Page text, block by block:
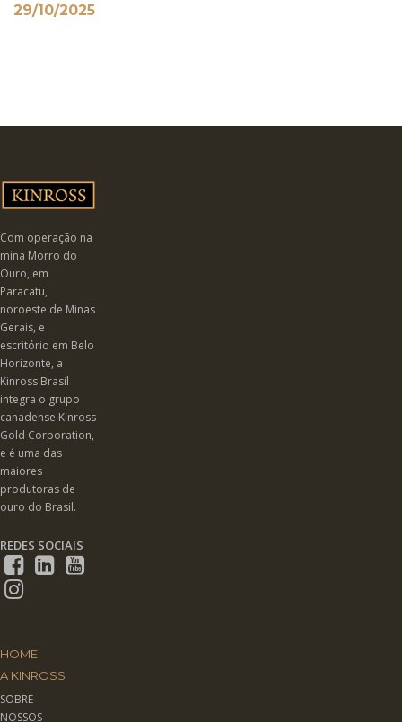
29/10/2025
Com operação na
mina Morro do
Ouro, em
Paracatu,
noroeste de Minas
Gerais, e
escritório em Belo
Horizonte, a
Kinross Brasil
integra o grupo
canadense Kinross
Gold Corporation,
e é uma das
maiores
produtoras de
ouro do Brasil.
REDES SOCIAIS
HOME
A KINROSS
SOBRE
NOSSOS